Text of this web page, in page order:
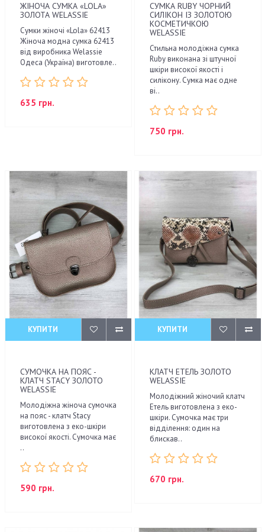
ЖІНОЧА СУМКА «LOLA»
ЗОЛОТА WELASSIE
Сумки жіночі «Lola» 62413
Жіноча модна сумка 62413
від виробника Welassie
Одеса (Україна) виготовле..
635 грн.
СУМКА RUBY ЧОРНИЙ
СИЛІКОН ІЗ ЗОЛОТОЮ
КОСМЕТИЧКОЮ
WELASSIE
Стильна молодіжна сумка
Ruby виконана зі штучної
шкіри високої якості і
силікону. Сумка має одне
ві..
750 грн.
КУПИТИ
СУМОЧКА НА ПОЯС -
КЛАТЧ STACY ЗОЛОТО
WELASSIE
Молодіжна жіноча сумочка
на пояс - клатч Stacy
виготовлена з еко-шкіри
високої якості. Сумочка має
..
590 грн.
КУПИТИ
КЛАТЧ ЕТЕЛЬ ЗОЛОТО
WELASSIE
Молодіжний жіночий клатч
Етель виготовлена з еко-
шкіри. Сумочка має три
відділення: один на
блискав..
670 грн.